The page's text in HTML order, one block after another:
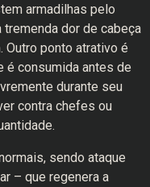
armadilhas pelo
dor de cabeça
Outro ponto atrativo é
é consumida antes de
durante seu
contra chefes ou
sendo ataque
– que regenera a